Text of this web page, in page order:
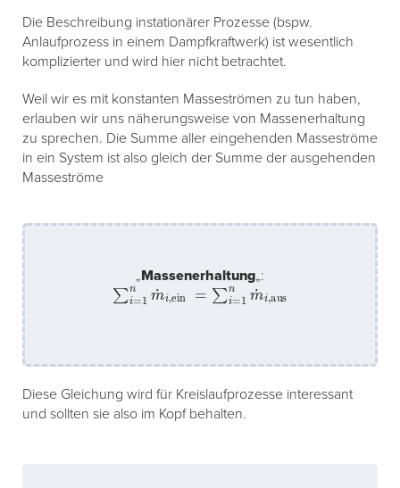
Die Beschreibung instationärer Prozesse (bspw.
Anlaufprozess in einem Dampfkraftwerk) ist wesentlich
komplizierter und wird hier nicht betrachtet.
Weil wir es mit konstanten Masseströmen zu tun haben,
erlauben wir uns näherungsweise von Massenerhaltung
zu sprechen. Die Summe aller eingehenden Masseströme
in ein System ist also gleich der Summe der ausgehenden
Masseströme
„Massenerhaltung„:
∑i=1nm˙i,ein =∑i=1nm˙i,
Diese Gleichung wird für Kreislaufprozesse interessant
und sollten sie also im Kopf behalten.